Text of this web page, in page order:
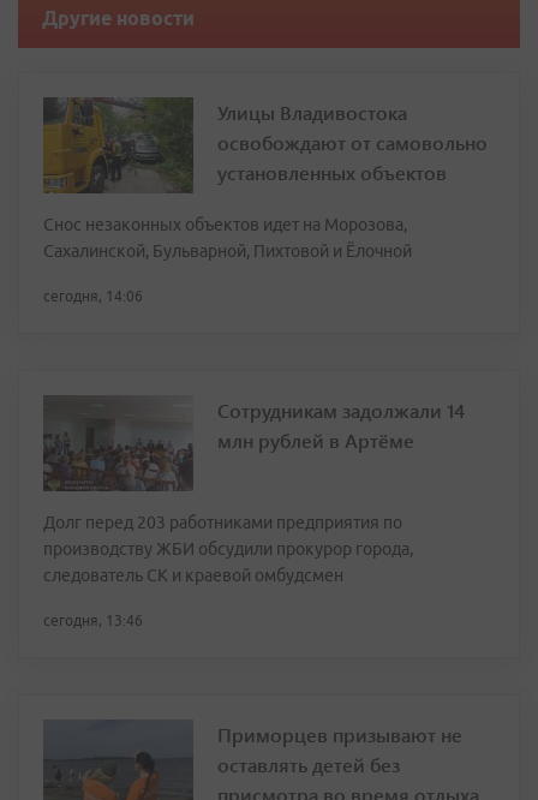
Другие новости
Улицы Владивостока
освобождают от самовольно
установленных объектов
Снос незаконных объектов идет на Морозова,
Сахалинской, Бульварной, Пихтовой и Ёлочной
сегодня, 14:06
Сотрудникам задолжали 14
млн рублей в Артёме
Долг перед 203 работниками предприятия по
производству ЖБИ обсудили прокурор города,
следователь СК и краевой омбудсмен
сегодня, 13:46
Приморцев призывают не
оставлять детей без
присмотра во время отдыха